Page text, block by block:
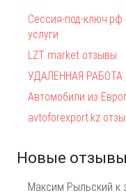
Сессия-под-
услуги
LZT market отзывы
УДАЛЕННАЯ РАБОТА
Автомобили из
avtoforexport.kz
Новые отзывы
Максим Рыльский к